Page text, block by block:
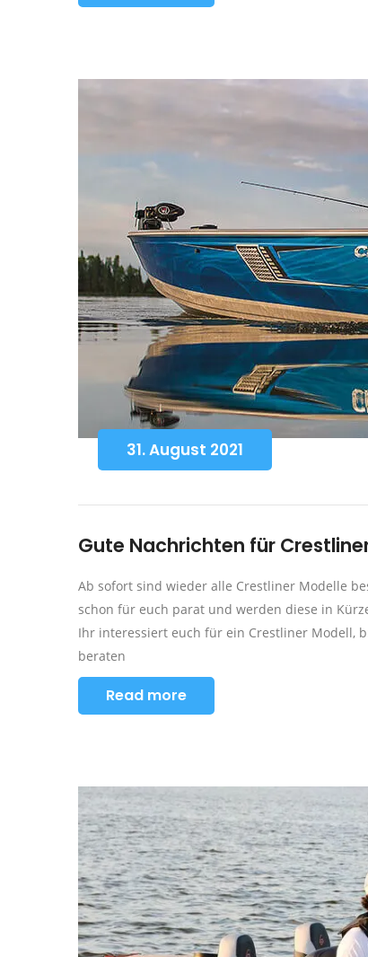
31. August 2021
Gute Nachrichten für
Ab sofort sind wieder alle Crestliner Modelle
schon für euch parat und werden diese in
Ihr interessiert euch für ein Crestliner Modell,
beraten
Read more